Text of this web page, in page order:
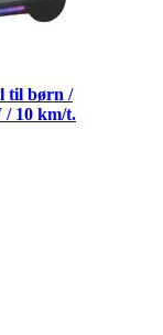
til børn /
/ 10 km/t.